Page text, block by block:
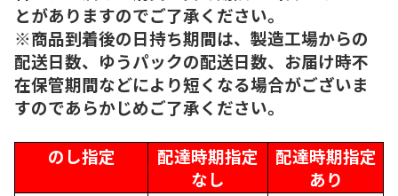
とがありますのでご了承ください。
※商品到着後の日持ち期間は、製造工場からの
配送日数、ゆうパックの配送日数、お届け時不
在保管期間などにより短くなる場合がございま
すのであらかじめご了承ください。
のし指定
配達時期指定
なし
配達時期指定
あり